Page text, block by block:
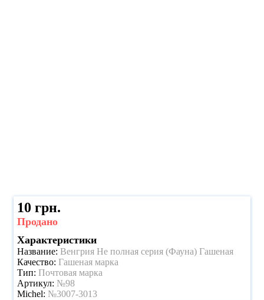
10 грн.
Продано
Характеристики
Название: Венгрия Не полная серия (Фауна) Гашеная
Качество: Гашеная марка
Тип: Почтовая марка
Артикул: №98
Michel: №3007-3013